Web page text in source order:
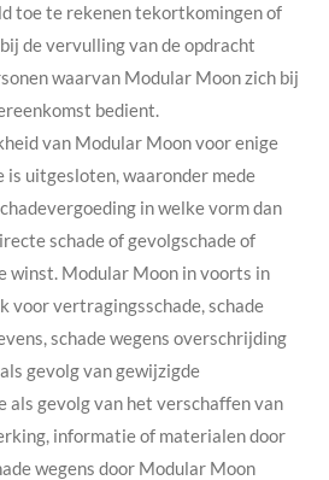
toe te rekenen tekortkomingen of
de vervulling van de opdracht
waarvan Modular Moon zich bij
bedient.
van Modular Moon voor enige
is uitgesloten, waaronder mede
in welke vorm dan
schade of gevolgschade of
winst. Modular Moon in voorts in
voor vertragingsschade, schade
schade wegens overschrijding
gevolg van gewijzigde
als gevolg van het verschaffen van
informatie of materialen door
wegens door Modular Moon